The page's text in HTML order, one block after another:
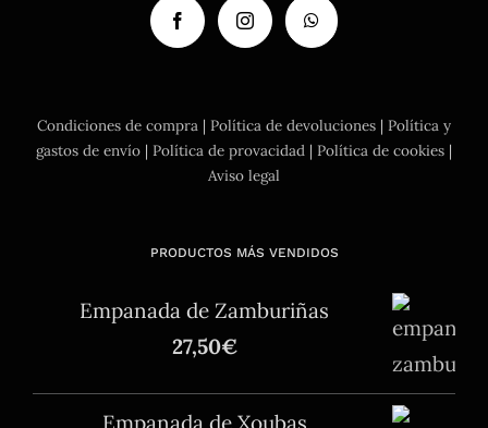
Condiciones de compra | Política de devoluciones | Política y
gastos de envío | Política de provacidad | Política de cookies |
Aviso legal
PRODUCTOS MÁS VENDIDOS
Empanada de Zamburiñas
27,50€
Empanada de Xoubas